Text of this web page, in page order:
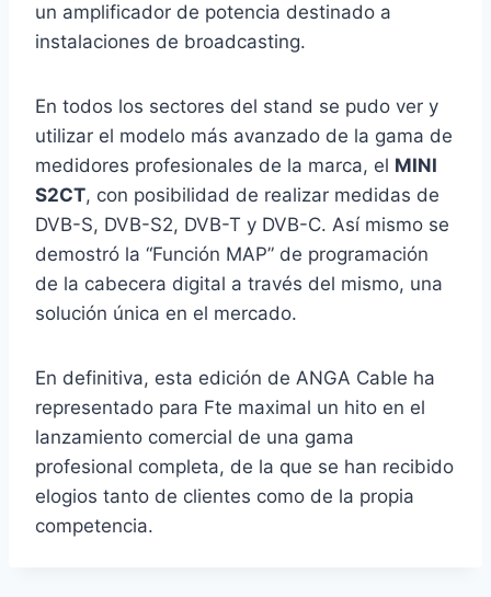
un amplificador de potencia destinado a
instalaciones de broadcasting.
En todos los sectores del stand se pudo ver y
utilizar el modelo más avanzado de la gama de
medidores profesionales de la marca, el MINI
S2CT, con posibilidad de realizar medidas de
DVB-S, DVB-S2, DVB-T y DVB-C. Así mismo se
demostró la “Función MAP” de programación
de la cabecera digital a través del mismo, una
solución única en el mercado.
En definitiva, esta edición de ANGA Cable ha
representado para Fte maximal un hito en el
lanzamiento comercial de una gama
profesional completa, de la que se han recibido
elogios tanto de clientes como de la propia
competencia.